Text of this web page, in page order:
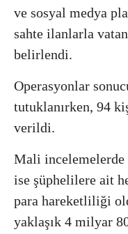
ve sosyal medya
sahte ilanlarla
belirlendi.
Operasyonlar
tutuklanırken, 94
verildi.
Mali
ise şüphelilere ait
para hareketliliği
yaklaşık 4 milyar